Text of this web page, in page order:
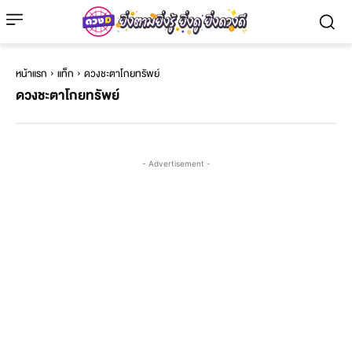
หน้าแรก แท็ก ดวงชะตาโกยทรัพย์
ดวงชะตาโกยทรัพย์
- Advertisement -